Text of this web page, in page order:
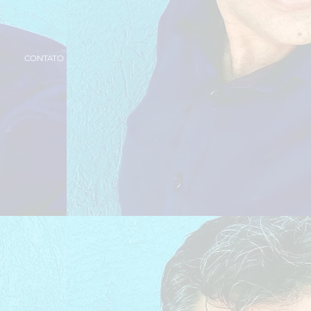
CONTATO